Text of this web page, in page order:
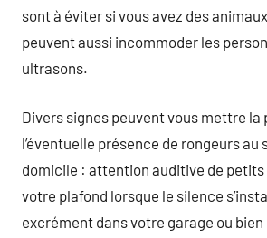
sont à éviter si vous avez des
peuvent aussi incommoder les
ultrasons.
Divers signes peuvent vous mettre la
l’éventuelle présence de rongeurs au
domicile : attention auditive de
votre plafond lorsque le silence
excrément dans votre garage ou bien